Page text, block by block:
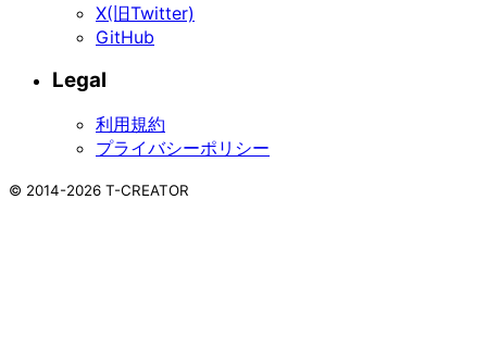
X(旧Twitter)
GitHub
Legal
利用規約
プライバシーポリシー
© 2014-2026 T-CREATOR